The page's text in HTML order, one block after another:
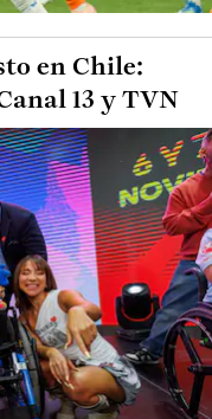
en Chile:
13 y TVN